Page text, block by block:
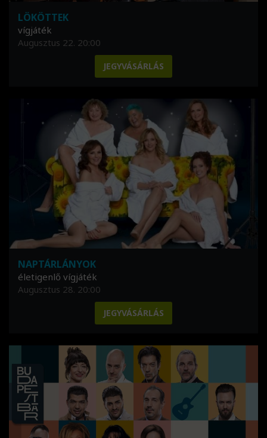
LÖKÖTTEK
vígjáték
Augusztus 22. 20:00
JEGYVÁSÁRLÁS
NAPTÁRLÁNYOK
életigenlő vígjáték
Augusztus 28. 20:00
JEGYVÁSÁRLÁS